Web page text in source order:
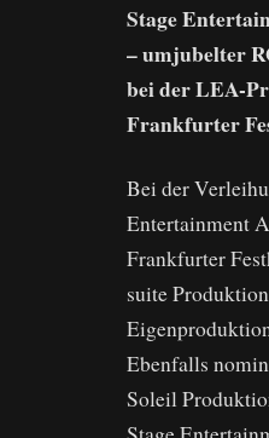
Stage
– umjubelter
bei der LEA-
Frankfurter
Bei der
Entertainment
Frankfurter
suite
Ebenfalls
Soleil